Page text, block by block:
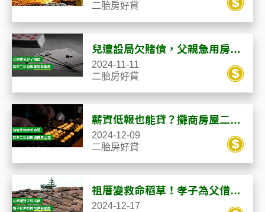
二胎房好貸
兒遭設局欠賭債，父親急用房屋
二胎貸款籌資過難關
2024-11-11
二胎房好貸
薪資低報也能貸？攤商房屋二胎
核貸80萬求翻身
2024-12-09
二胎房好貸
祖厝變救命稻草！孝子為父借
款，5天解決生活危機
2024-12-17